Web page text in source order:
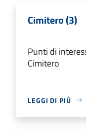
Cimitero (3)
Punti di
Cimitero
LEGGI DI PIÙ